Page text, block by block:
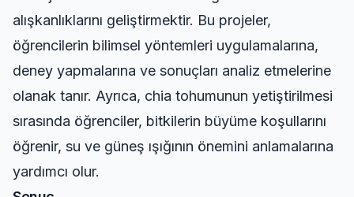
alışkanlıklarını geliştirmektir. Bu projeler,
öğrencilerin bilimsel yöntemleri uygulamalarına,
deney yapmalarına ve sonuçları analiz etmelerine
olanak tanır. Ayrıca, chia tohumunun yetiştirilmesi
sırasında öğrenciler, bitkilerin büyüme koşullarını
öğrenir, su ve güneş ışığının önemini anlamalarına
yardımcı olur.